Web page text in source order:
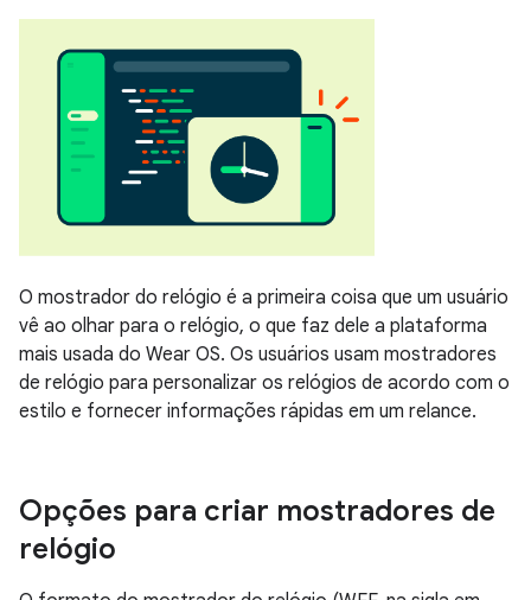
O mostrador do relógio é a primeira coisa que um usuário
vê ao olhar para o relógio, o que faz dele a plataforma
mais usada do Wear OS. Os usuários usam mostradores
de relógio para personalizar os relógios de acordo com o
estilo e fornecer informações rápidas em um relance.
Opções para criar mostradores de
relógio